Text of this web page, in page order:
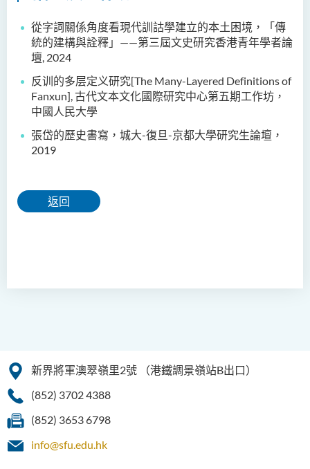
從字詞關係角度看現代訓詁學建立的本土困境，「傳
統的建構與詮釋」——第三屆文史研究香港青年學者論
壇, 2024
反训的多层定义研究[The Many-Layered Definitions of
Fanxun], 古代文本文化國際研究中心第五期工作坊，
中國人民大學
張岱的歷史書寫，城大-復旦-京都大學研究生論壇，
2019
返回
人文科技研究中心
幼稚園教師語文專業發展課
機器翻譯譯後編輯比賽 2021
2023
新界將軍澳翠嶺里2號
（港鐵調景嶺站B出口）
(852) 3702 4388
(852) 3653 6798
info@sfu.edu.hk